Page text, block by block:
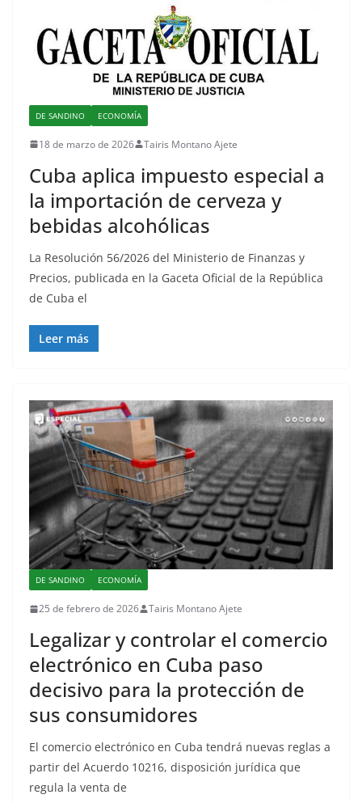
DE SANDINO ECONOMÍA
18 de marzo de 2026 Tairis Montano Ajete
Cuba aplica impuesto especial a
la importación de cerveza y
bebidas alcohólicas
La Resolución 56/2026 del Ministerio de Finanzas y
Precios, publicada en la Gaceta Oficial de la República
de Cuba el
Leer más
DE SANDINO ECONOMÍA
25 de febrero de 2026 Tairis Montano Ajete
Legalizar y controlar el comercio
electrónico en Cuba paso
decisivo para la protección de
sus consumidores
El comercio electrónico en Cuba tendrá nuevas reglas a
partir del Acuerdo 10216, disposición jurídica que
regula la venta de